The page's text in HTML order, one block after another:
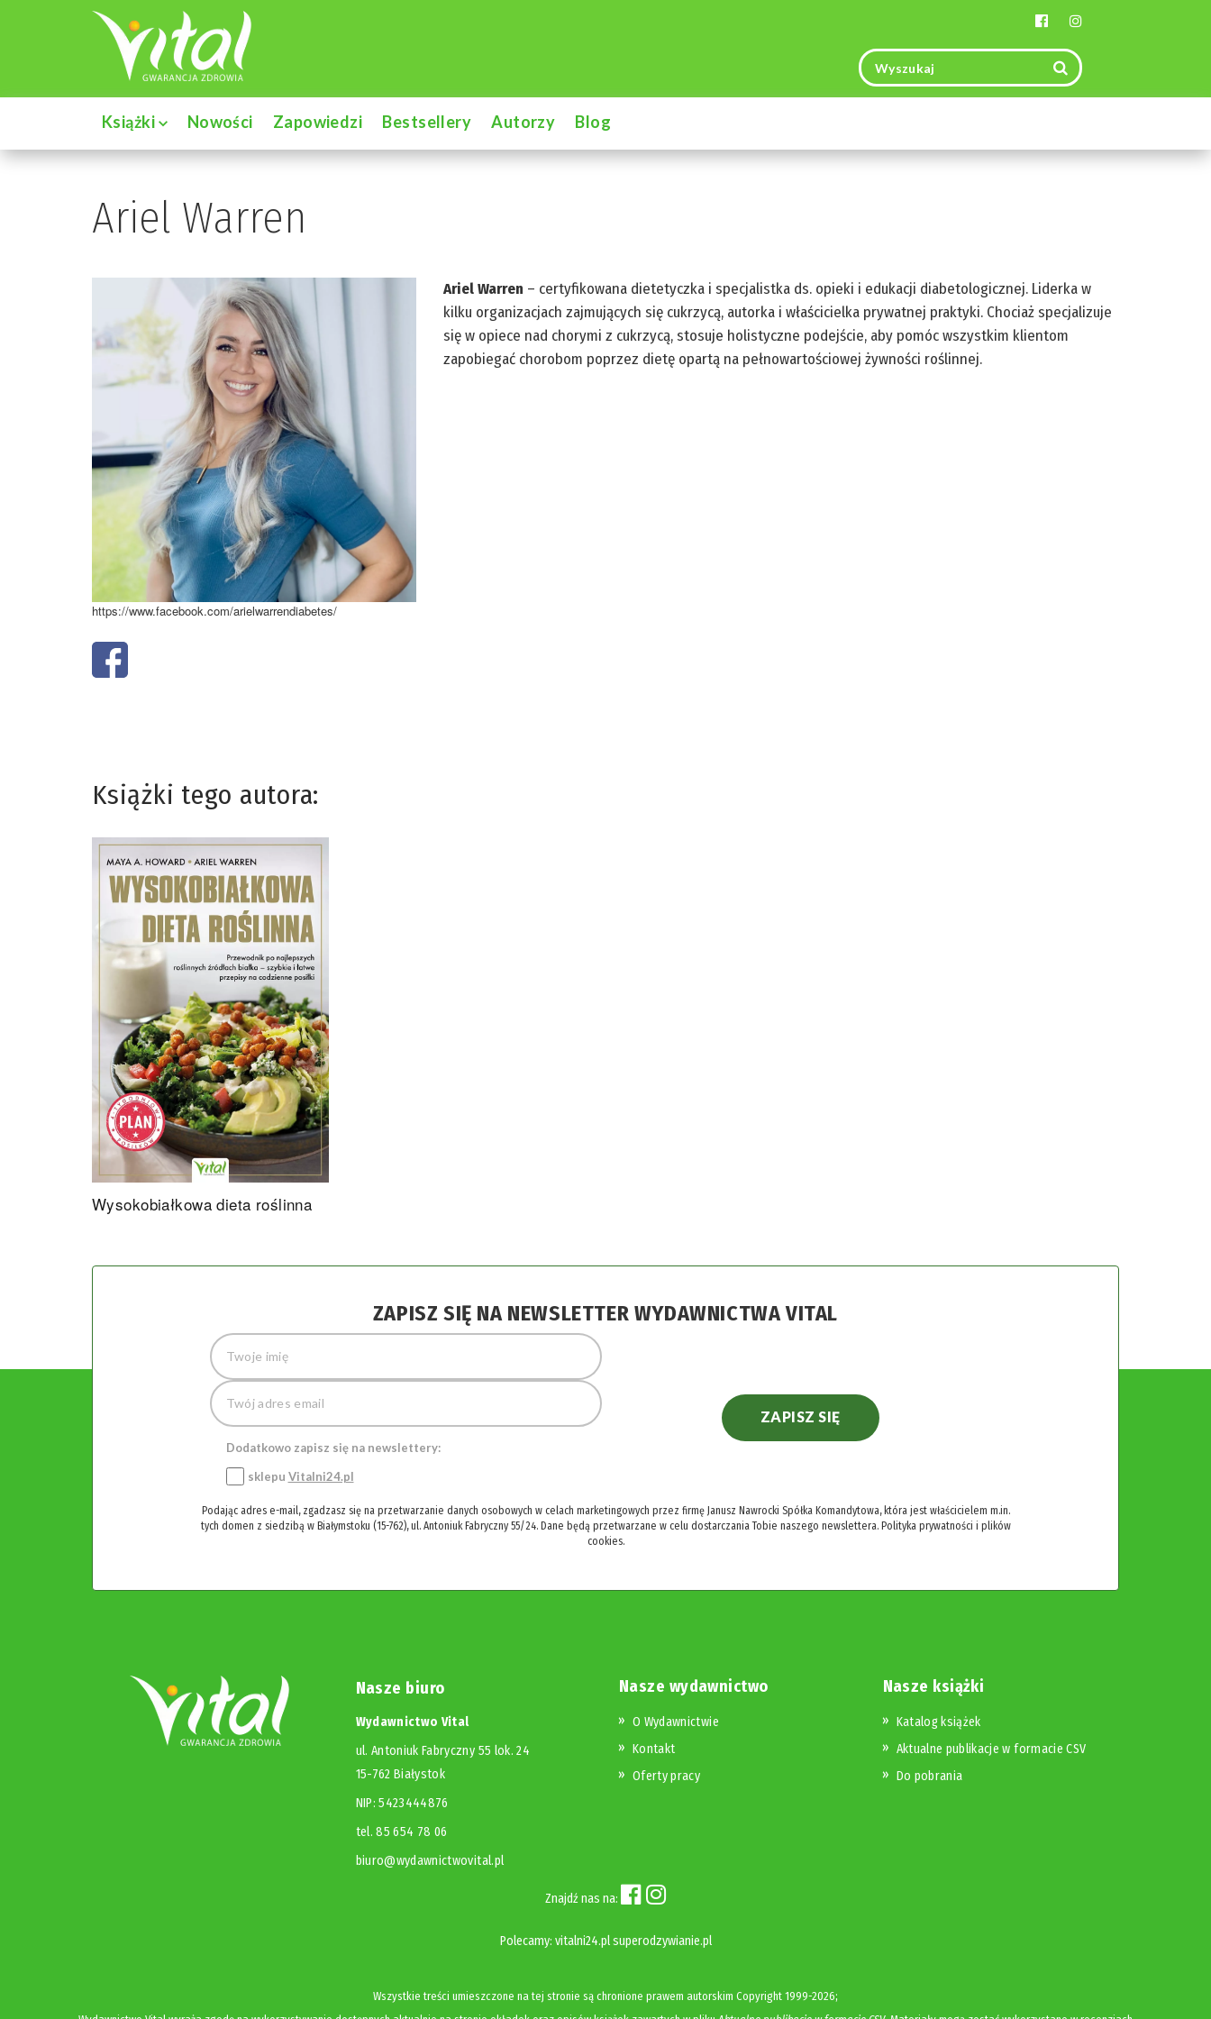
Książki Nowości Zapowiedzi Bestsellery Autorzy Blog
Ariel Warren
https://www.facebook.com/arielwarrendiabetes/
Ariel Warren – certyfikowana dietetyczka i specjalistka ds. opieki i edukacji diabetologicznej. Liderka w
kilku organizacjach zajmujących się cukrzycą, autorka i właścicielka prywatnej praktyki. Chociaż specjalizuje
się w opiece nad chorymi z cukrzycą, stosuje holistyczne podejście, aby pomóc wszystkim klientom
zapobiegać chorobom poprzez dietę opartą na pełnowartościowej żywności roślinnej.
Książki tego autora:
Wysokobiałkowa dieta roślinna
ZAPISZ SIĘ NA NEWSLETTER WYDAWNICTWA VITAL
Dodatkowo zapisz się na newslettery:
sklepu Vitalni24.pl
ZAPISZ SIĘ
Podając adres e-mail, zgadzasz się na przetwarzanie danych osobowych w celach marketingowych przez firmę Janusz Nawrocki Spółka Komandytowa, która jest właścicielem m.in.
tych domen z siedzibą w Białymstoku (15-762), ul. Antoniuk Fabryczny 55/24. Dane będą przetwarzane w celu dostarczania Tobie naszego newslettera. Polityka prywatności i plików
cookies.
Nasze biuro
Wydawnictwo Vital
ul. Antoniuk Fabryczny 55 lok. 24
15-762 Białystok
NIP: 5423444876
tel. 85 654 78 06
biuro@wydawnictwovital.pl
Nasze wydawnictwo
O Wydawnictwie
Kontakt
Oferty pracy
Nasze książki
Katalog książek
Aktualne publikacje w formacie CSV
Do pobrania
Znajdź nas na:
Polecamy: vitalni24.pl superodzywianie.pl
Wszystkie treści umieszczone na tej stronie są chronione prawem autorskim Copyright 1999-2026;